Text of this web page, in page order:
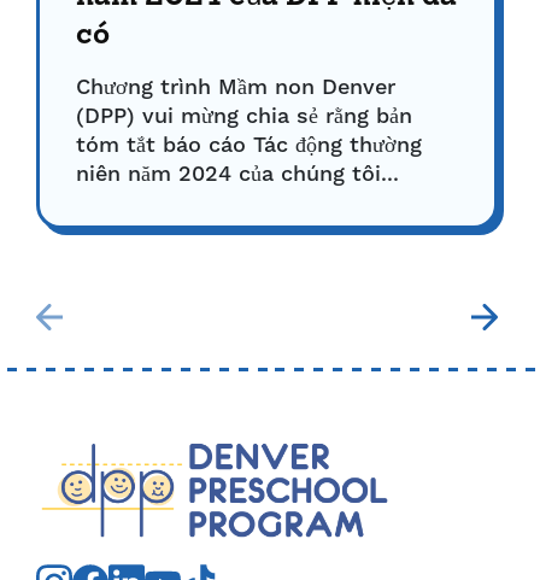
có
Chương trình Mầm non Denver
(DPP) vui mừng chia sẻ rằng bản
tóm tắt báo cáo Tác động thường
niên năm 2024 của chúng tôi...